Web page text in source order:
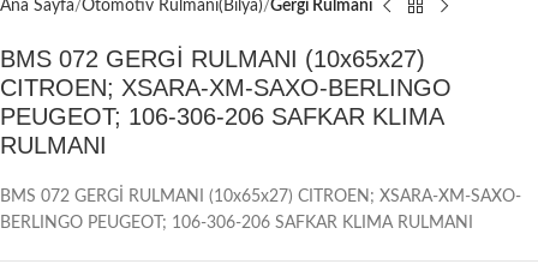
Ana Sayfa Otomotiv Rulmanı(Bilya) Gergi Rulmanı
BMS 072 GERGİ RULMANI (10x65x27)
CITROEN; XSARA-XM-SAXO-BERLINGO
PEUGEOT; 106-306-206 SAFKAR KLIMA
RULMANI
BMS 072 GERGİ RULMANI (10x65x27) CITROEN; XSARA-XM-SAXO-
BERLINGO PEUGEOT; 106-306-206 SAFKAR KLIMA RULMANI